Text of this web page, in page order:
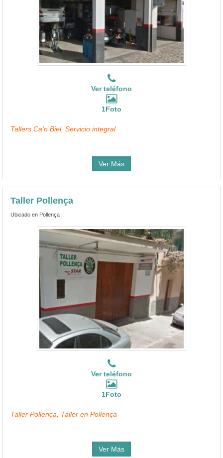
Ver teléfono
1Foto
Tallers Ca'n Biel, Servicio integral
Ver Más
Taller Pollença
Ubicado en Pollença
Ver teléfono
1Foto
Taller Pollença, Taller en Pollença
Ver Más